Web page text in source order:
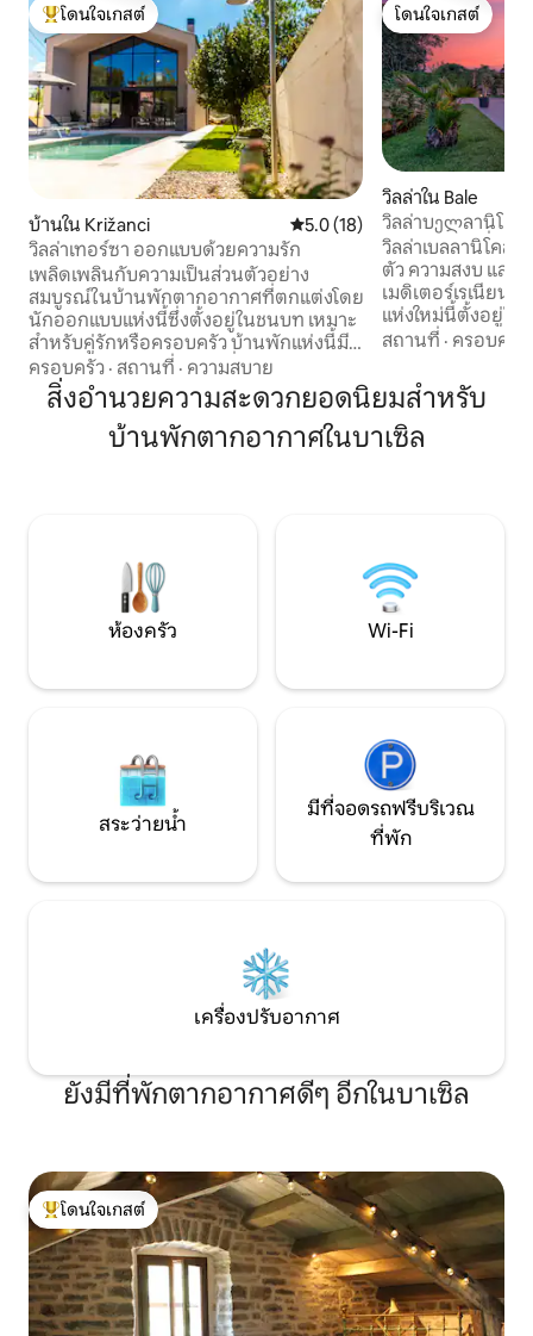
โดนใจเกสต์ที่สุด
โดนใจเกสต์
บ้านใน Križanci คะแนนเฉลี่ย 5.0 จาก 5, 18 รีวิว
5.0 (18)
วิลล่าเทอร์ซา ออกแบบด้วยความรัก
เพลิดเพลินกับความเป็นส่วนตัวอย่าง
สมบูรณ์ในบ้านพักตากอากาศที่ตกแต่งโดย
นักออกแบบแห่งนี้ซึ่งตั้งอยู่ในชนบท เหมาะ
สำหรับคู่รักหรือครอบครัว บ้านพักแห่งนี้มี
ขนาด 109 ตร.ม. บนแปลงที่ดินขนาด 750
ตร.ม. บ้านมี 2 ห้องนอนที่สะดวกสบาย
พร้อมห้องน้ำ 1 ห้อง ห้องนั่งเล่น 1 ห้อง ห้อง
ครัวที่มีอุปกรณ์ครบครัน และพื้นที่กลางแจ้ง
สำรวจคาบสมุทรทั้งหมด ที่จอดรถในร่ม 2
ครอบครัว · สถานที่ · ความสบาย
โดนใจเกสต์
โดนใจเกสต์
วิลล่าใน Bale
วิลล่าบელลานิโคล
ตัวอย่างเต็มที่ ใกล้
วิลล่าเบลลานิโคล
ตัว ความสงบ และ
เมดิเตอร์เรเนียน
แห่งใหม่นี้ตั้งอยู่ใน
ห่างจากโรวินจ์เพีย
อิเล็กโทรไลซิสน้ำ
ว่ายน้ำที่นุ่มนวลแล
ร้านอาหาร และร้า
ชายหาดที่สวยงาม
สถานที่ · ครอบครัว
สิ่งอำนวยความสะดวกยอดนิยมสำหรับ
บ้านพักตากอากาศในบาเซิล
ห้องครัว Wi-Fi
สระว่ายน้ำ
มีที่จอดรถฟรีบริเวณ
ที่พัก
เครื่องปรับอากาศ
ยังมีที่พักตากอากาศดีๆ อีกในบาเซิล
โดนใจเกสต์ที่สุด
โดนใจเกสต์